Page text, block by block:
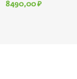
8490,00 ₽